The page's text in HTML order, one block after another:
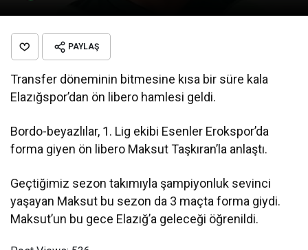
PAYLAŞ
Transfer döneminin bitmesine kısa bir süre kala
Elazığspor’dan ön libero hamlesi geldi.
Bordo-beyazlılar, 1. Lig ekibi Esenler Erokspor’da
forma giyen ön libero Maksut Taşkıran’la anlaştı.
Geçtiğimiz sezon takımıyla şampiyonluk sevinci
yaşayan Maksut bu sezon da 3 maçta forma giydi.
Maksut’un bu gece Elazığ’a geleceği öğrenildi.